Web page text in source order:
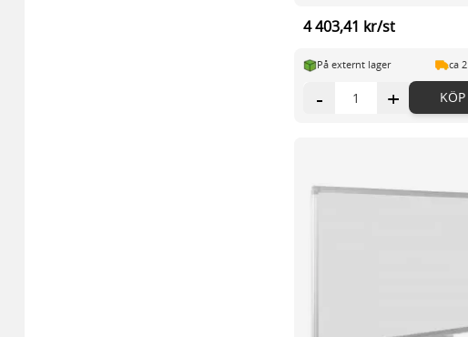
4 403,41 kr/st
På externt lager ca
- + KÖP